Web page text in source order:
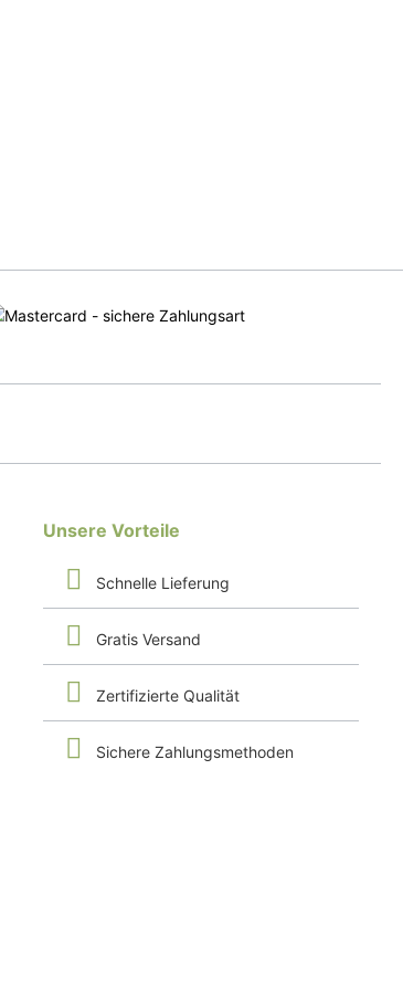
Unsere Vorteile
Schnelle Lieferung
Gratis Versand
Zertifizierte Qualität
Sichere Zahlungsmethoden